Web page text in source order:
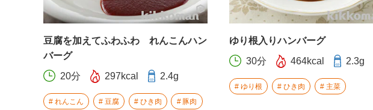
豆腐を加えてふわふわ れんこんハン
バーグ
20分 297kcal 2.4g
れんこん 豆腐 ひき肉 豚肉
ゆり根入りハンバーグ
30分 464kcal 2.3g
ゆり根 ひき肉 主菜